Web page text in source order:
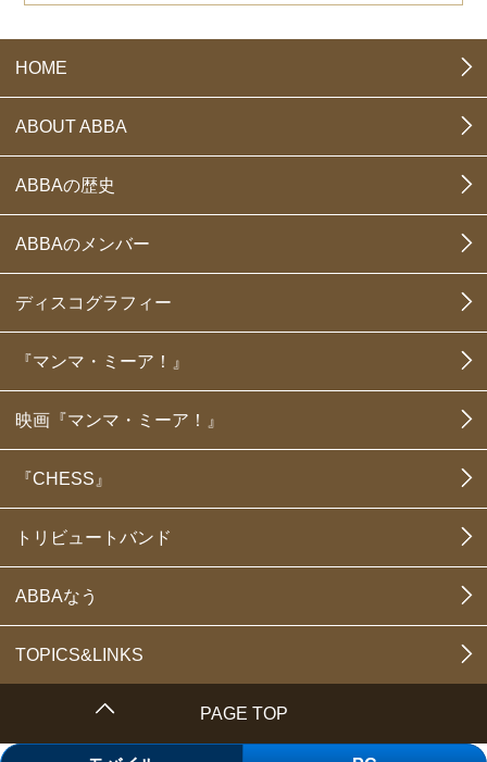
HOME
ABOUT ABBA
ABBAの歴史
ABBAのメンバー
ディスコグラフィー
『マンマ・ミーア！』
映画『マンマ・ミーア！』
『CHESS』
トリビュートバンド
ABBAなう
TOPICS&LINKS
PAGE TOP